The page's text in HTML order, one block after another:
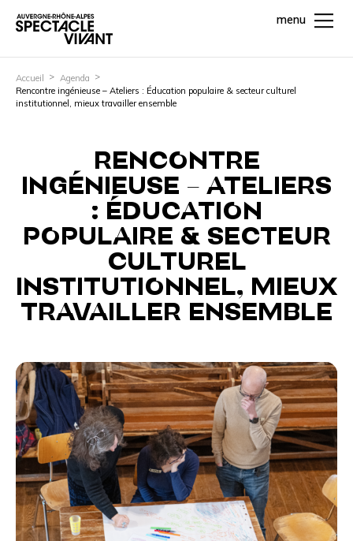
menu
Accueil
Agenda
Rencontre ingénieuse – Ateliers : Éducation populaire & secteur culturel
institutionnel, mieux travailler ensemble
RENCONTRE
INGÉNIEUSE – ATELIERS
: ÉDUCATION
POPULAIRE & SECTEUR
CULTUREL
INSTITUTIONNEL, MIEUX
TRAVAILLER ENSEMBLE